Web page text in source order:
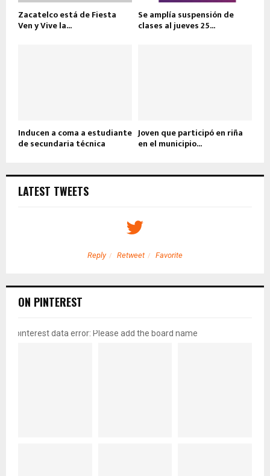
Zacatelco está de Fiesta
Ven y Vive la...
Se amplía suspensión de
clases al jueves 25...
Inducen a coma a estudiante
de secundaria técnica
Joven que participó en riña
en el municipio...
LATEST TWEETS
Reply Retweet Favorite
ON PINTEREST
pinterest data error: Please add the board name